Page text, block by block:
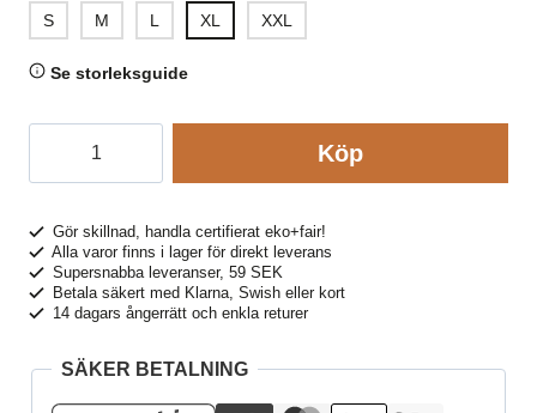
S M L XL XXL
Se storleksguide
JONATHAN
svart
mängd
Köp
Gör skillnad, handla certifierat eko+fair!
Alla varor finns i lager för direkt leverans
Supersnabba leveranser, 59 SEK
Betala säkert med Klarna, Swish eller kort
14 dagars ångerrätt och enkla returer
SÄKER BETALNING